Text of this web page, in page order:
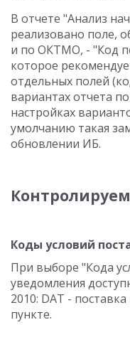
В отчете "Анализ
реализовано поле,
и по ОКТМО, - "Код
которое
отдельных полей
вариантах отчета
настройках
умолчанию такая
обновлении ИБ.
Коды условий
При выборе "Кода
уведомления
2010: DAT -
пункте.